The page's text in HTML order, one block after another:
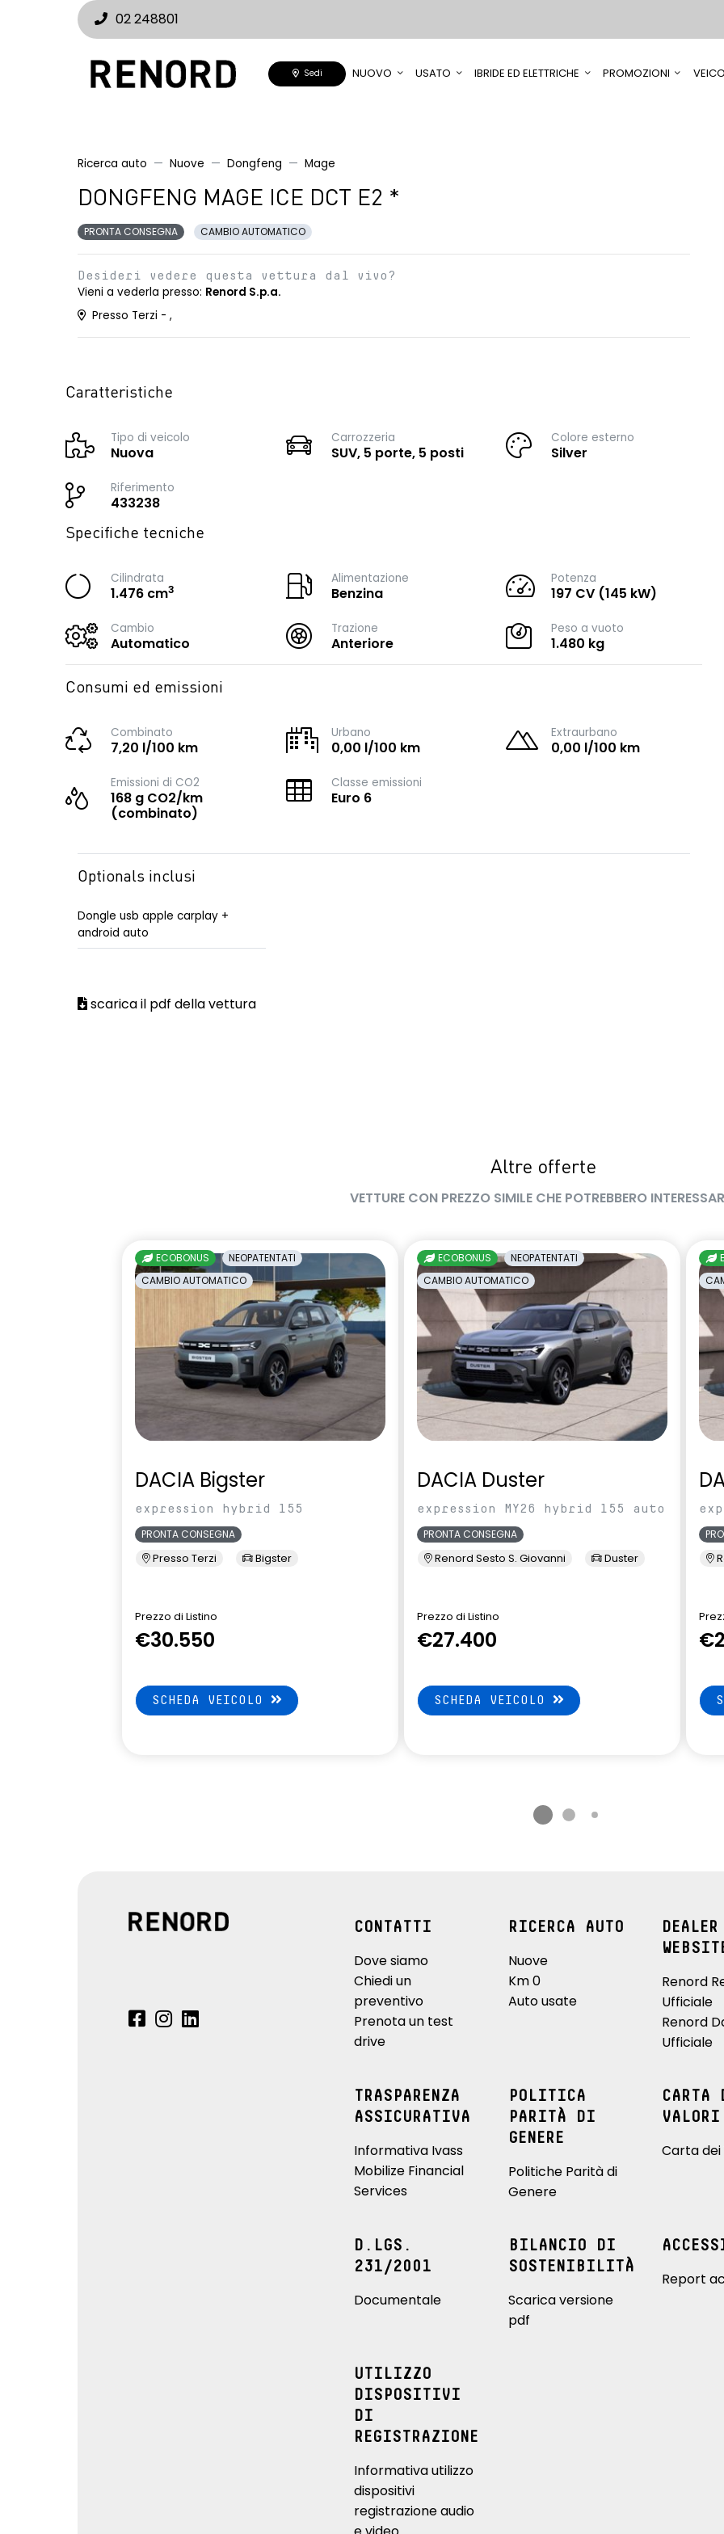
02 248801
Sedi NUOVO USATO IBRIDE ED ELETTRICHE PROMOZIONI
Ricerca auto Nuove Dongfeng Mage
DONGFENG MAGE ICE DCT E2 *
PRONTA CONSEGNA CAMBIO AUTOMATICO
Desideri vedere questa vettura dal vivo?
Vieni a vederla presso: Renord S.p.a.
Presso Terzi - ,
Caratteristiche
Tipo di veicolo
Nuova
Carrozzeria
SUV, 5 porte, 5 posti
Colore esterno
Silver
Riferimento
433238
Specifiche tecniche
Cilindrata
1.476 cm3
Alimentazione
Benzina
Potenza
197 CV (145 kW)
Cambio
Automatico
Trazione
Anteriore
Peso a vuoto
1.480 kg
Consumi ed emissioni
Combinato
7,20 l/100 km
Urbano
0,00 l/100 km
Extraurbano
0,00 l/100 km
Emissioni di CO2
168 g CO2/km
(combinato)
Classe emissioni
Euro 6
Optionals inclusi
Dongle usb apple carplay +
android auto
scarica il pdf della vettura
Altre offerte
VETTURE CON PREZZO SIMILE CHE POTREBBERO
ECOBONUS
NEOPATENTATI
CAMBIO AUTOMATICO
DACIA Bigster
expression hybrid 155
PRONTA CONSEGNA
Presso Terzi Bigster
Prezzo di Listino
€30.550
SCHEDA VEICOLO
ECOBONUS
NEOPATENTATI
CAMBIO AUTOMATICO
DACIA Duster
expression MY26 hybrid 155 auto
PRONTA CONSEGNA
Renord Sesto S. Giovanni Duster
Prezzo di Listino
€27.400
SCHEDA VEICOLO
CONTATTI
Dove siamo
Chiedi un
preventivo
Prenota un test
drive
RICERCA AUTO
Nuove
Km 0
Auto usate
DEALER
Renord
Ufficiale
Renord
Ufficiale
TRASPARENZA
ASSICURATIVA
Informativa Ivass
Mobilize Financial
Services
POLITICA
PARITÀ DI
GENERE
Politiche Parità di
Genere
CARTA
VALORI
Carta dei
D.LGS.
231/2001
Documentale
BILANCIO DI
SOSTENIBILITÀ
Scarica versione
pdf
Report
UTILIZZO
DISPOSITIVI
DI
REGISTRAZIONE
Informativa utilizzo
dispositivi
registrazione audio